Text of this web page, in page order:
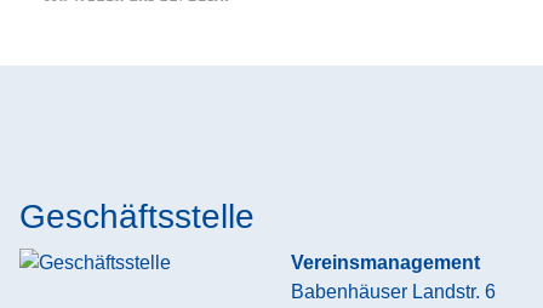
Geschäftsstelle
Vereinsmanagement
Babenhäuser Landstr. 6